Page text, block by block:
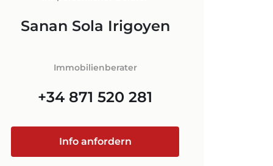
AUF
+34 871 520 283
Sanan Sola Irigoyen
Immobilienberater
+34 871 520 281
Info anfordern